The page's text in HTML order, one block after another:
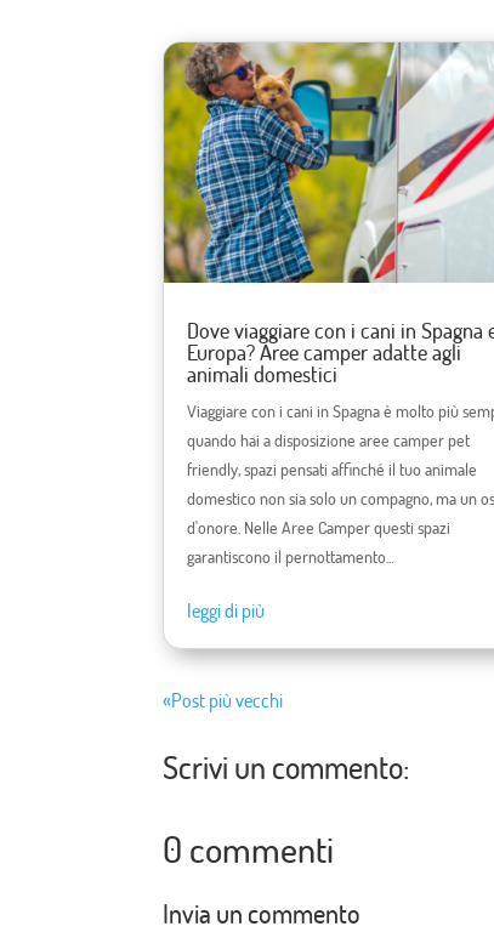
Dove viaggiare con i cani in Spagna
Europa? Aree camper adatte agli
animali domestici
Viaggiare con i cani in Spagna è molto più
quando hai a disposizione aree camper pet
friendly, spazi pensati affinché il tuo animale
domestico non sia solo un compagno, ma un
d'onore. Nelle Aree Camper questi spazi
garantiscono il pernottamento...
leggi di più
«Post più vecchi
Scrivi un commento:
0 commenti
Invia un commento